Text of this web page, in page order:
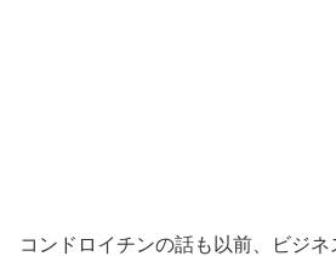
コンドロイチンの話も以前、ビジ